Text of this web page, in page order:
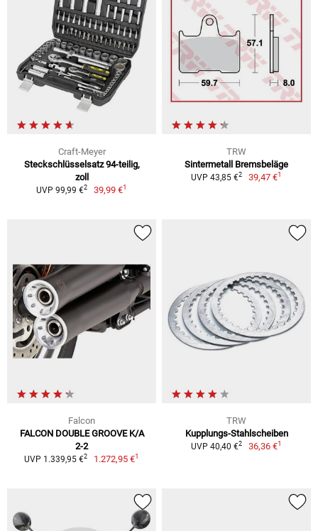
Craft-Meyer
Steckschlüsselsatz 94-teilig,
zoll
UVP 99,99 €2 39,99 €1
TRW
Sintermetall Bremsbeläge
UVP 43,85 €2 39,47 €1
Falcon
FALCON DOUBLE GROOVE K/A
2-2
UVP 1.339,95 €2 1.272,95 €1
TRW
Kupplungs-Stahlscheiben
UVP 40,40 €2 36,36 €1